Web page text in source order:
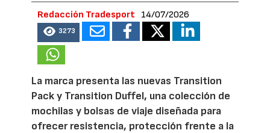
Redacción Tradesport 14/07/2026
3273
La marca presenta las nuevas Transition
Pack y Transition Duffel, una colección de
mochilas y bolsas de viaje diseñada para
ofrecer resistencia, protección frente a la